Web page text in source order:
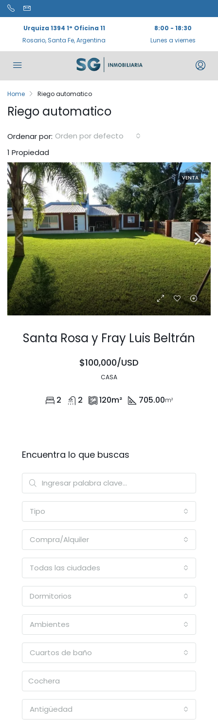
Urquiza 1394 1° Oficina 11
Rosario, Santa Fe, Argentina
8:00 - 18:30
Lunes a viernes
Home Riego automatico
Riego automatico
1 Propiedad
Ordenar por: Orden por defecto
VENTA
Santa Rosa y Fray Luis Beltrán
$100,000/USD
CASA
2 2 120m² 705.00m²
Encuentra lo que buscas
Tipo
Compra/Alquiler
Todas las ciudades
Dormitorios
Ambientes
Cuartos de baño
Antigüedad